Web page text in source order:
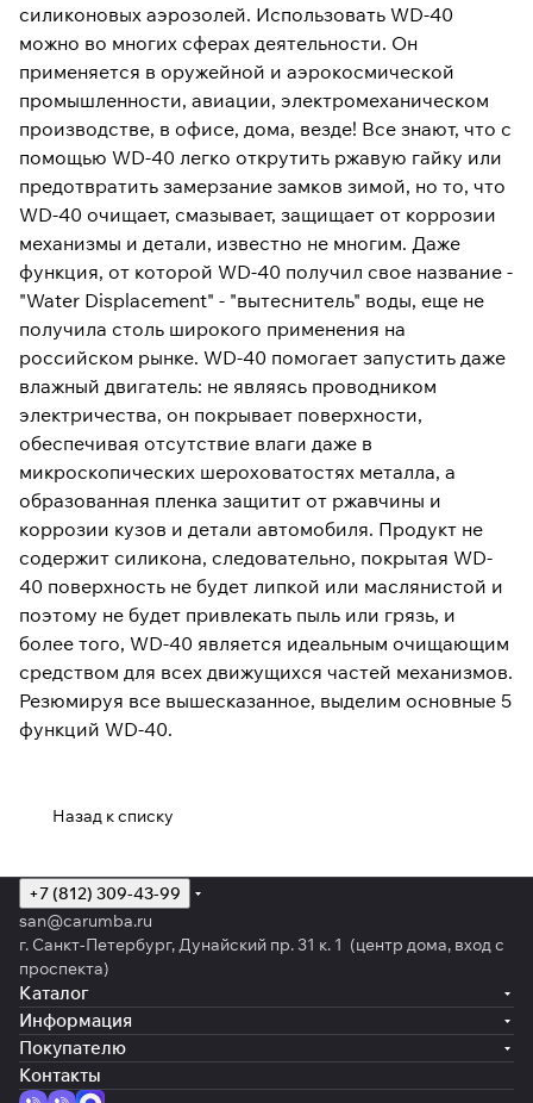
силиконовых аэрозолей. Использовать WD-40
можно во многих сферах деятельности. Он
применяется в оружейной и аэрокосмической
промышленности, авиации, электромеханическом
производстве, в офисе, дома, везде! Все знают, что с
помощью WD-40 легко открутить ржавую гайку или
предотвратить замерзание замков зимой, но то, что
WD-40 очищает, смазывает, защищает от коррозии
механизмы и детали, известно не многим. Даже
функция, от которой WD-40 получил свое название -
"Water Displacement" - "вытеснитель" воды, еще не
получила столь широкого применения на
российском рынке. WD-40 помогает запустить даже
влажный двигатель: не являясь проводником
электричества, он покрывает поверхности,
обеспечивая отсутствие влаги даже в
микроскопических шероховатостях металла, а
образованная пленка защитит от ржавчины и
коррозии кузов и детали автомобиля. Продукт не
содержит силикона, следовательно, покрытая WD-
40 поверхность не будет липкой или маслянистой и
поэтому не будет привлекать пыль или грязь, и
более того, WD-40 является идеальным очищающим
средством для всех движущихся частей механизмов.
Резюмируя все вышесказанное, выделим основные 5
функций WD-40.
Назад к списку
+7 (812) 309-43-99
san@carumba.ru
г. Санкт-Петербург, Дунайский пр. 31 к. 1 (центр дома, вход с
проспекта)
Каталог
Информация
Покупателю
Контакты